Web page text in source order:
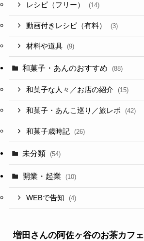
レシピ（フリー） (14)
動画付きレシピ（有料） (3)
材料や道具 (9)
和菓子・あんのおすすめ (88)
和菓子な人々／お店の紹介 (15)
和菓子・あんこ巡り／旅レポ (42)
和菓子歳時記 (26)
未分類 (54)
開業・起業 (10)
WEBで告知 (4)
増田さんの阿佐ヶ谷のお茶カフェ